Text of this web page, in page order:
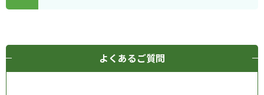
よくあるご質問